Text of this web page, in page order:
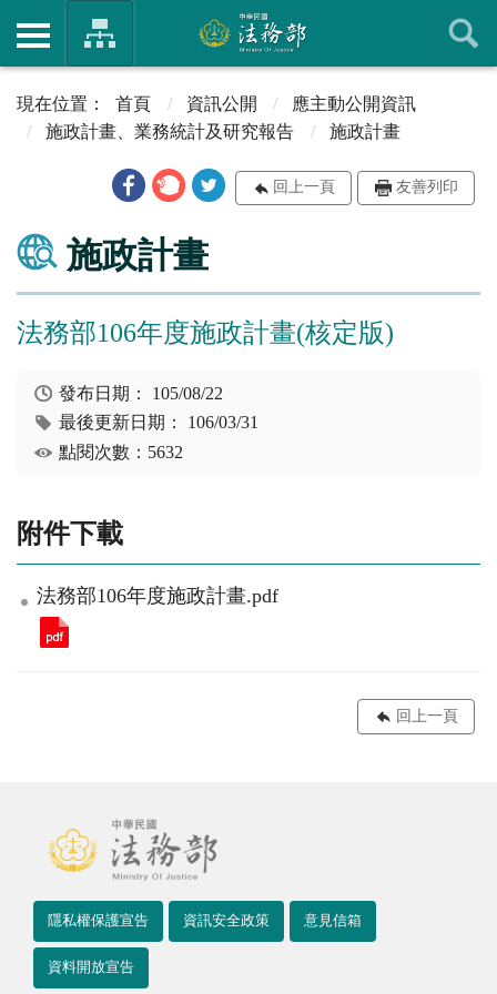
首頁 資訊公開
應主動公開資訊
施政計畫、業務統計及研究報告
施政計畫
回上一頁 友善列印
施政計畫
法務部106年度施政計畫(核定版)
發布日期： 105/08/22
最後更新日期： 106/03/31
點閱次數：5632
附件下載
法務部106年度施政計畫.pdf
回上一頁
隱私權保護宣告 資訊安全政策 意見信箱
資料開放宣告